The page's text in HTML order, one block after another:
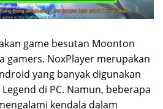
game besutan Moonton
gamers. NoxPlayer merupakan
yang banyak digunakan
di PC. Namun, beberapa
kendala dalam